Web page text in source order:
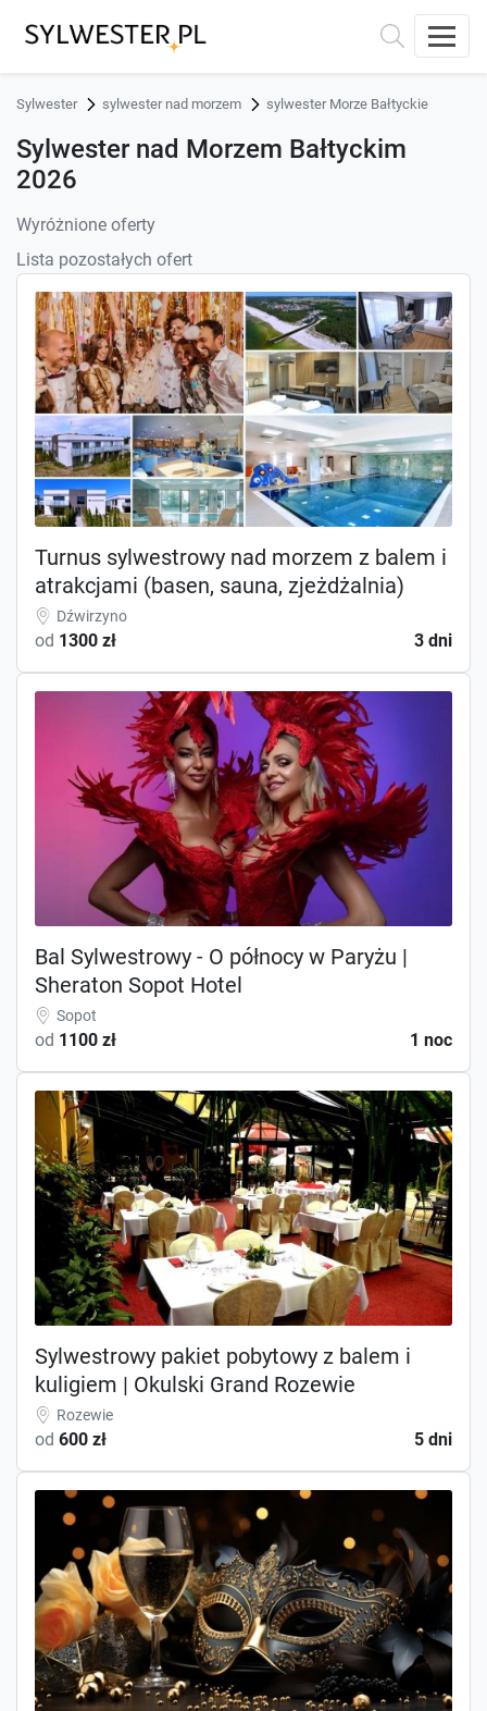
Sylwester sylwester nad morzem sylwester Morze Bałtyckie
Sylwester nad Morzem Bałtyckim
2026
Wyróżnione oferty
Lista pozostałych ofert
Turnus sylwestrowy nad morzem z balem i
atrakcjami (basen, sauna, zjeżdżalnia)
Dźwirzyno
od 1300 zł 3 dni
Bal Sylwestrowy - O północy w Paryżu |
Sheraton Sopot Hotel
Sopot
od 1100 zł 1 noc
Sylwestrowy pakiet pobytowy z balem i
kuligiem | Okulski Grand Rozewie
Rozewie
od 600 zł 5 dni